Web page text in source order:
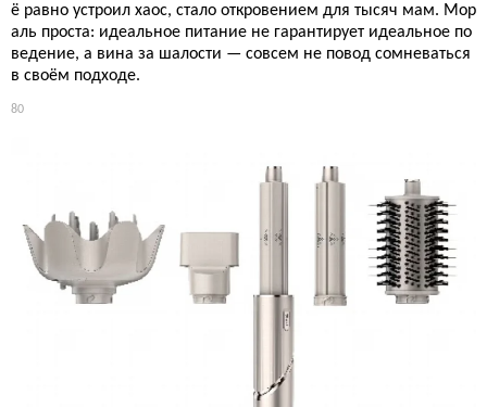
ё равно устроил хаос, стало откровением для тысяч мам. Мор
аль проста: идеальное питание не гарантирует идеальное по
ведение, а вина за шалости — совсем не повод сомневаться
в своём подходе.
80